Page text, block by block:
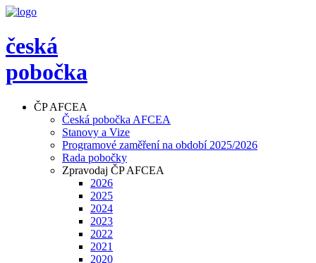
česká
pobočka
ČP AFCEA
Česká pobočka AFCEA
Stanovy a Vize
Programové zaměření na období 2025/2026
Rada pobočky
Zpravodaj ČP AFCEA
2026
2025
2024
2023
2022
2021
2020